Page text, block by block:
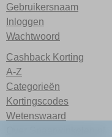
Gebruikersnaam
Inloggen
Wachtwoord
Cashback Korting
A-Z
Categorieën
Kortingscodes
Wetenswaard